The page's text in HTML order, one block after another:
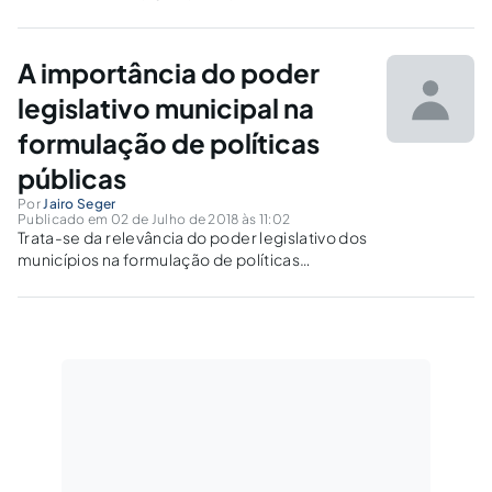
experiências de sucesso e ampla participação
A importância do poder
legislativo municipal na
formulação de políticas
públicas
PorJairo Seger
Publicado em 02 de Julho de 2018 às 11:02
Trata-se da relevância do poder legislativo dos
municípios na formulação de políticas
que o respectivo poder desempenha,